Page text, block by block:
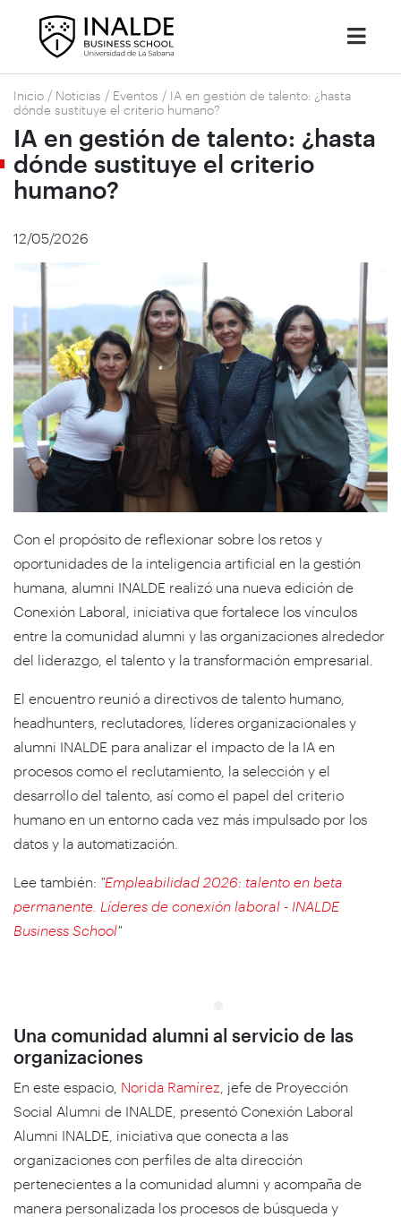
Inicio / Noticias / Eventos / IA en gestión de talento: ¿hasta
dónde sustituye el criterio humano?
IA en gestión de talento: ¿hasta
dónde sustituye el criterio
humano?
12/05/2026
Con el propósito de reflexionar sobre los retos y
oportunidades de la inteligencia artificial en la gestión
humana, alumni INALDE realizó una nueva edición de
Conexión Laboral, iniciativa que fortalece los vínculos
entre la comunidad alumni y las organizaciones alrededor
del liderazgo, el talento y la transformación empresarial.
El encuentro reunió a directivos de talento humano,
headhunters, reclutadores, líderes organizacionales y
alumni INALDE para analizar el impacto de la IA en
procesos como el reclutamiento, la selección y el
desarrollo del talento, así como el papel del criterio
humano en un entorno cada vez más impulsado por los
datos y la automatización.
Lee también: "Empleabilidad 2026: talento en beta
permanente. Líderes de conexión laboral - INALDE
Business School"
Una comunidad alumni al servicio de las
organizaciones
En este espacio, Norida Ramírez , jefe de Proyección
Social Alumni de INALDE, presentó Conexión Laboral
Alumni INALDE, iniciativa que conecta a las
organizaciones con perfiles de alta dirección
pertenecientes a la comunidad alumni y acompaña de
manera personalizada los procesos de búsqueda y